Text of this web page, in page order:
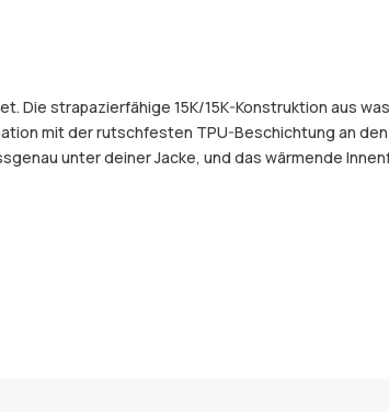
Die strapazierfähige 15K/15K-Konstruktion aus
mit der rutschfesten TPU-Beschichtung an
unter deiner Jacke, und das wärmende